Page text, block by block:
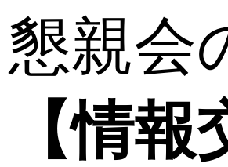
懇親
【情